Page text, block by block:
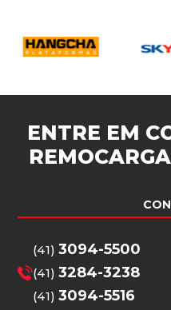
ENTRE EM
REMOCARGA
(41)3094-5500
(41)3284-3238
(41)3094-5516